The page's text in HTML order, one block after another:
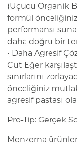
(Uçucu Organik
formül
performansı
daha doğru bir
• Daha Agresif
Cut Eğer
sınırlarını
önceliğiniz
agresif pastası
Pro-Tip: Gerçek
Menzerna